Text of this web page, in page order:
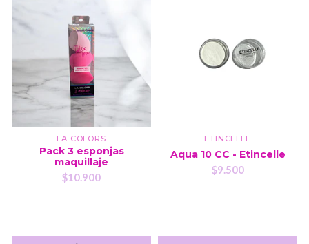
LA COLORS
Pack 3 esponjas
maquillaje
$10.900
ETINCELLE
Aqua 10 CC - Etincelle
$9.500